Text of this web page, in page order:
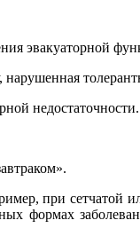
эвакуаторной
нарушенная
недостаточности.
при сетчатой
формах